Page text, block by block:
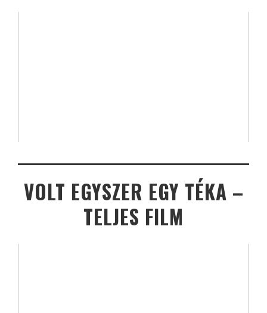
VOLT EGYSZER EGY TÉKA –
TELJES FILM